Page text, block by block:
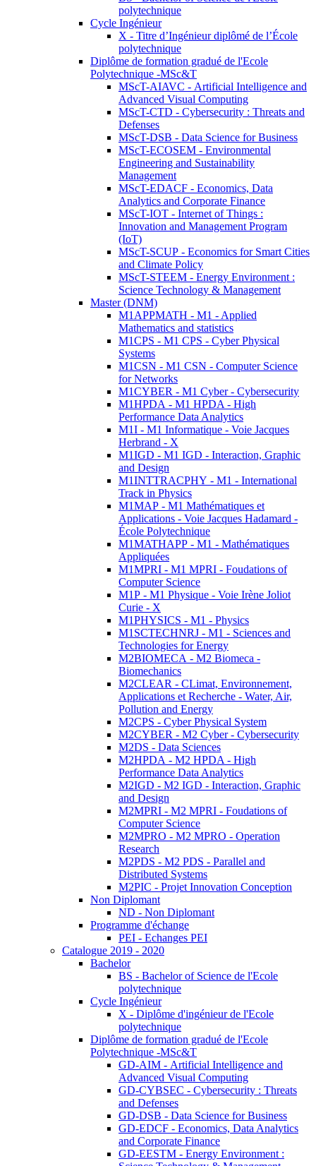
polytechnique
Cycle Ingénieur
X - Titre d’Ingénieur diplômé de l’École
polytechnique
Diplôme de formation gradué de l'Ecole
Polytechnique -MSc&T
MScT-AIAVC - Artificial Intelligence and
Advanced Visual Computing
MScT-CTD - Cybersecurity : Threats and
Defenses
MScT-DSB - Data Science for Business
MScT-ECOSEM - Environmental
Engineering and Sustainability
Management
MScT-EDACF - Economics, Data
Analytics and Corporate Finance
MScT-IOT - Internet of Things :
Innovation and Management Program
(IoT)
MScT-SCUP - Economics for Smart Cities
and Climate Policy
MScT-STEEM - Energy Environment :
Science Technology & Management
Master (DNM)
M1APPMATH - M1 - Applied
Mathematics and statistics
M1CPS - M1 CPS - Cyber Physical
Systems
M1CSN - M1 CSN - Computer Science
for Networks
M1CYBER - M1 Cyber - Cybersecurity
M1HPDA - M1 HPDA - High
Performance Data Analytics
M1I - M1 Informatique - Voie Jacques
Herbrand - X
M1IGD - M1 IGD - Interaction, Graphic
and Design
M1INTTRACPHY - M1 - International
Track in Physics
M1MAP - M1 Mathématiques et
Applications - Voie Jacques Hadamard -
École Polytechnique
M1MATHAPP - M1 - Mathématiques
Appliquées
M1MPRI - M1 MPRI - Foudations of
Computer Science
M1P - M1 Physique - Voie Irène Joliot
Curie - X
M1PHYSICS - M1 - Physics
M1SCTECHNRJ - M1 - Sciences and
Technologies for Energy
M2BIOMECA - M2 Biomeca -
Biomechanics
M2CLEAR - CLimat, Environnement,
Applications et Recherche - Water, Air,
Pollution and Energy
M2CPS - Cyber Physical System
M2CYBER - M2 Cyber - Cybersecurity
M2DS - Data Sciences
M2HPDA - M2 HPDA - High
Performance Data Analytics
M2IGD - M2 IGD - Interaction, Graphic
and Design
M2MPRI - M2 MPRI - Foudations of
Computer Science
M2MPRO - M2 MPRO - Operation
Research
M2PDS - M2 PDS - Parallel and
Distributed Systems
M2PIC - Projet Innovation Conception
Non Diplomant
ND - Non Diplomant
Programme d'échange
PEI - Echanges PEI
Catalogue 2019 - 2020
Bachelor
BS - Bachelor of Science de l'Ecole
polytechnique
Cycle Ingénieur
X - Diplôme d'ingénieur de l'Ecole
polytechnique
Diplôme de formation gradué de l'Ecole
Polytechnique -MSc&T
GD-AIM - Artificial Intelligence and
Advanced Visual Computing
GD-CYBSEC - Cybersecurity : Threats
and Defenses
GD-DSB - Data Science for Business
GD-EDCF - Economics, Data Analytics
and Corporate Finance
GD-EESTM - Energy Environment :